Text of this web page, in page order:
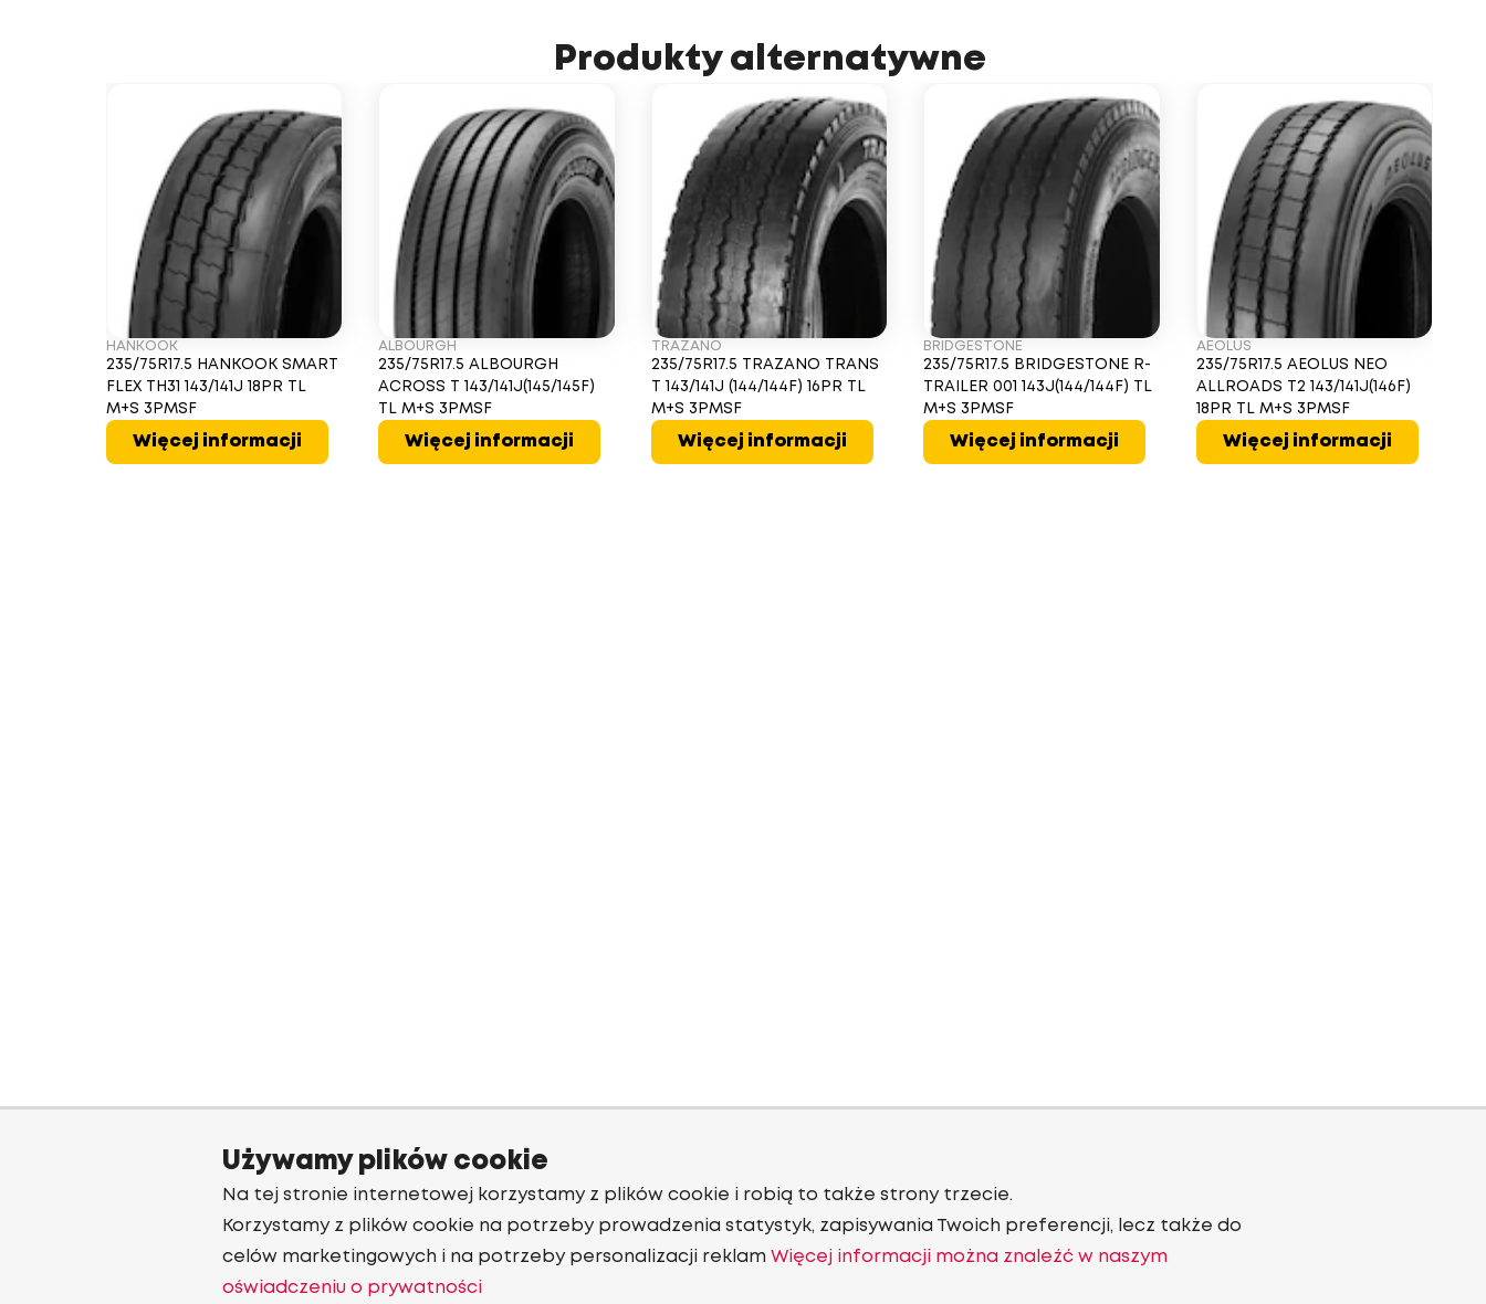
Produkty alternatywne
HANKOOK
235/75R17.5 HANKOOK SMART
FLEX TH31 143/141J 18PR TL
M+S 3PMSF
Więcej informacji
ALBOURGH
235/75R17.5 ALBOURGH
ACROSS T 143/141J(145/145F)
TL M+S 3PMSF
Więcej informacji
TRAZANO
235/75R17.5 TRAZANO TRANS
T 143/141J (144/144F) 16PR TL
M+S 3PMSF
Więcej informacji
BRIDGESTONE
235/75R17.5 BRIDGESTONE R-
TRAILER 001 143J(144/144F) TL
M+S 3PMSF
Więcej informacji
AEOLUS
235/75R17.5 AEOLUS NEO
ALLROADS T2 143/141J(146F)
18PR TL M+S 3PMSF
Więcej informacji
Używamy plików cookie
Na tej stronie internetowej korzystamy z plików cookie i robią to także strony trzecie.
Korzystamy z plików cookie na potrzeby prowadzenia statystyk, zapisywania Twoich preferencji, lecz także do
celów marketingowych i na potrzeby personalizacji reklam Więcej informacji można znaleźć w naszym
oświadczeniu o prywatności